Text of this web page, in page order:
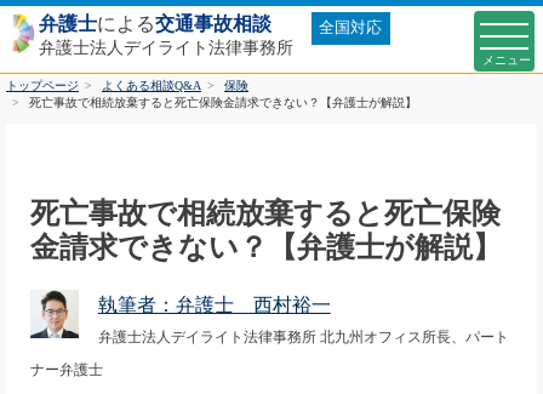
弁護士による交通事故相談
弁護士法人デイライト法律事務所
全国対応
トップページ よくある相談Q&A
保険
死亡事故で相続放棄すると死亡保険金請求できない？【弁護士が解説】
死亡事故で相続放棄すると死亡保険
金請求できない？【弁護士が解説】
執筆者：弁護士 西村裕一
弁護士法人デイライト法律事務所 北九州オフィス所長、パート
ナー弁護士